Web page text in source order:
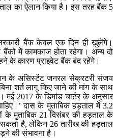
का ऐलान किया है। इस तरह बैंक 5
बैंक केवल एक दिन ही खुलेंगे।
बैंकों में कामकाज होता रहेगा। अन्य दो
के कारण प्राइवेट बैंक बंद रहेंगे।
के असिस्टेंट जनरल सेक्रटरी संजय
शर्त लागू किए जाने की मांग के साथ
मई 2017 के डिमांड चार्टर के अनुसार
दास के मुताबिक हड़ताल में 3.2
के मुताबिक 21 दिसंबर की हड़ताल के
है, लेकिन 26 तारीख की हड़ताल
की संभावना है।